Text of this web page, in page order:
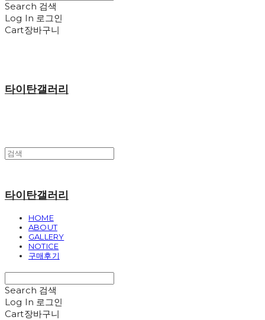
Search 검색
Log In 로그인
Cart장바구니
타이탄갤러리
타이탄갤러리
HOME
ABOUT
GALLERY
NOTICE
구매후기
Search 검색
Log In 로그인
Cart장바구니